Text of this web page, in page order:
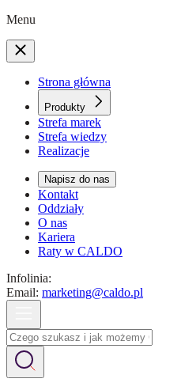
Menu
Strona główna
Produkty
Strefa marek
Strefa wiedzy
Realizacje
Napisz do nas
Kontakt
Oddziały
O nas
Kariera
Raty w CALDO
Infolinia:
Email: marketing@caldo.pl